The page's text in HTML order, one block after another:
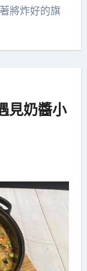
將炸好的旗
見奶醬小